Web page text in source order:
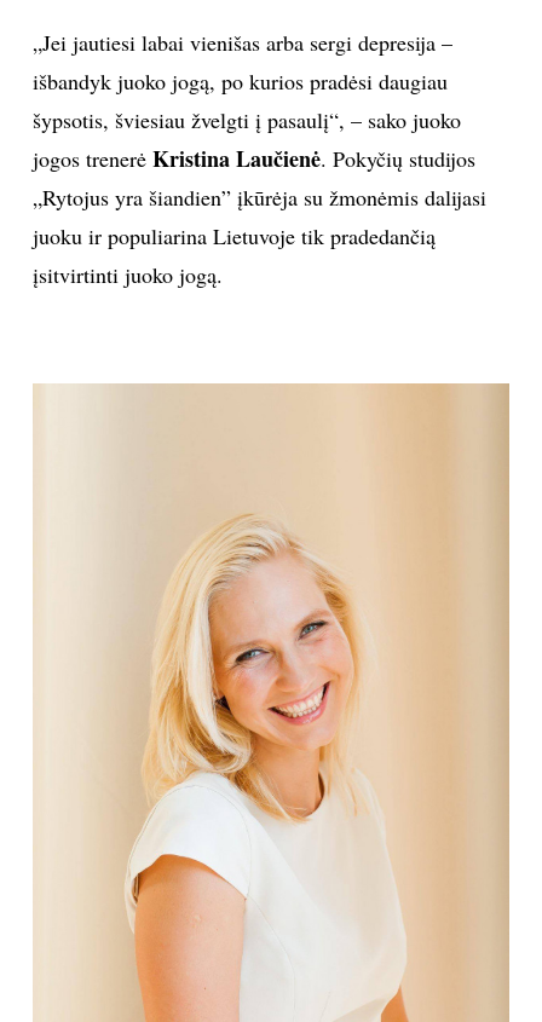
MUZIKA
TEATRAS
SPORTAS
FOTOGRAFIJA
ORAI
„Jei jautiesi labai vienišas arba sergi depresija –
išbandyk juoko jogą, po kurios pradėsi daugiau
šypsotis, šviesiau žvelgti į pasaulį“, – sako juoko
jogos trenerė Kristina Laučienė. Pokyčių studijos
„Rytojus yra šiandien” įkūrėja su žmonėmis dalijasi
juoku ir populiarina Lietuvoje tik pradedančią
įsitvirtinti juoko jogą.